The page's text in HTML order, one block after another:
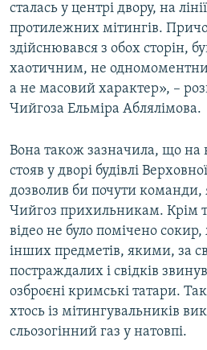
сталась у центрі двору, на
протилежних мітингів.
здійснювався з обох сторін,
хаотичним, не
а не масовий характер», –
Чийгоза Ельміра Аблялімова.
Вона також зазначила, що на
стояв у дворі будівлі
дозволив би почути команди,
Чийгоз прихильникам. Крім
відео не було помічено сокир,
інших предметів, якими, за
постраждалих і свідків
озброєні кримські татари.
хтось із мітингувальників
сльозогінний газ у натовпі.